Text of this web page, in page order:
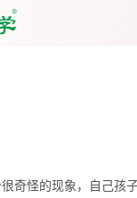
奇怪的现象，自己孩